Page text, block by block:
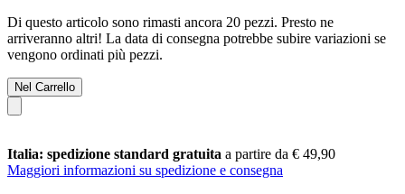
Di questo articolo sono rimasti ancora 20 pezzi. Presto ne
arriveranno altri! La data di consegna potrebbe subire variazioni se
vengono ordinati più pezzi.
Nel Carrello
Italia: spedizione standard gratuita a partire da € 49,90
Maggiori informazioni su spedizione e consegna